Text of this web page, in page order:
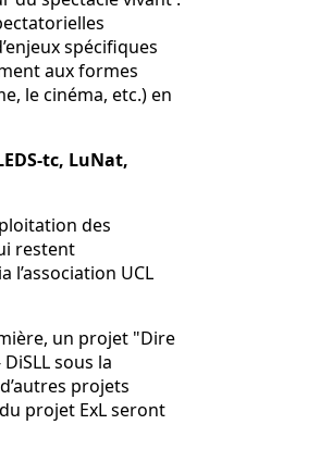
spécifiques
aux formes
le cinéma, etc.) en
tc, LuNat,
des
restent
UCL
un projet "Dire
sous la
projets
projet ExL seront